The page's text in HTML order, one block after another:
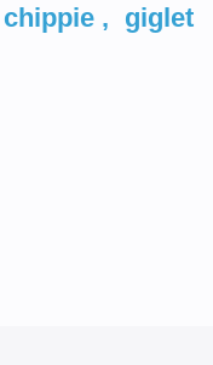
chippie , giglet